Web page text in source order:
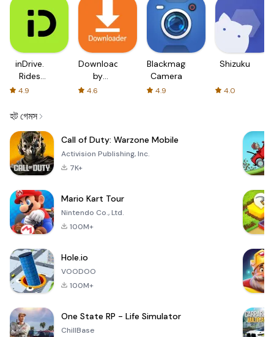
inDrive.
Rides
with fair
4.9
Downloader
by
AFTVnews
4.6
Blackmagic
Camera
4.9
Shizuku
4.0
হট গেমস
Call of Duty: Warzone Mobile
Activision Publishing, Inc.
7K+
Mario Kart Tour
Nintendo Co., Ltd.
100M+
Hole.io
VOODOO
100M+
One State RP - Life Simulator
ChillBase